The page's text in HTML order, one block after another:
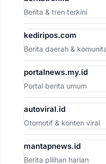
Berita & tren terkini
kediripos.com
Berita daerah &
portalnews.my.id
Portal berita umum
autoviral.id
Otomotif & konten viral
mantapnews.id
Berita pilihan harian